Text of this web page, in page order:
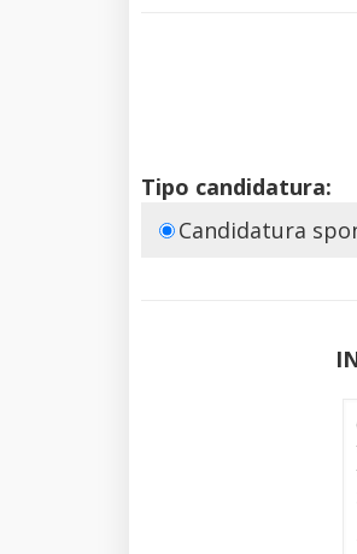
Tipo candidatura:
Candidatura